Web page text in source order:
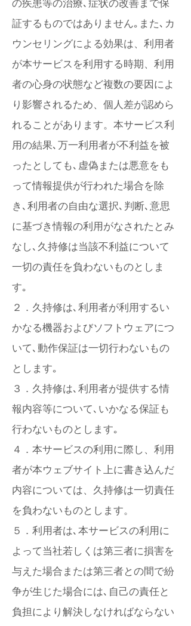
の疾患等の治療､症状の改善まで保
証するものではありません｡また､カ
ウンセリングによる効果は、利用者
が本サービスを利用する時期、利用
者の心身の状態など複数の要因によ
り影響されるため、個人差が認めら
れることがあります。本サービス利
用の結果､万一利用者が不利益を被
ったとしても､虚偽または悪意をも
って情報提供が行われた場合を除
き､利用者の自由な選択､判断､意思
に基づき情報の利用がなされたとみ
なし､久持修は当該不利益について
一切の責任を負わないものとしま
す｡
２．久持修は､利用者が利用するい
かなる機器およびソフトウェアにつ
いて､動作保証は一切行わないもの
とします｡
３．久持修は､利用者が提供する情
報内容等について､いかなる保証も
行わないものとします｡
４．本サービスの利用に際し、利用
者が本ウェブサイト上に書き込んだ
内容については、久持修は一切責任
を負わないものとします。
５．利用者は､本サービスの利用に
よって当社若しくは第三者に損害を
与えた場合または第三者との間で紛
争が生じた場合には､自己の責任と
負担により解決しなければならない